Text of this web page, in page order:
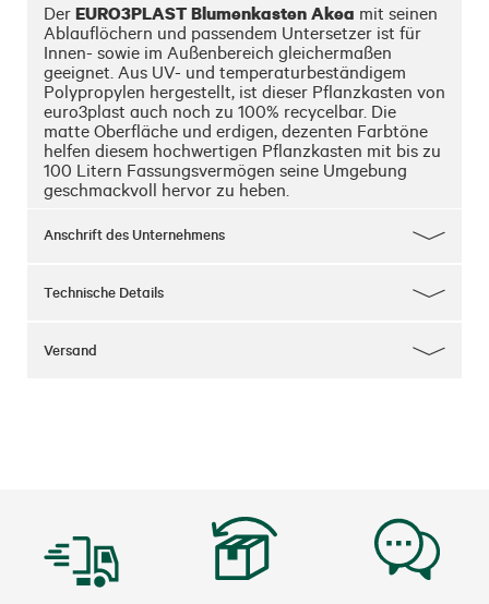
Der EURO3PLAST Blumenkasten Akea mit seinen
Ablauflöchern und passendem Untersetzer ist für
Innen- sowie im Außenbereich gleichermaßen
geeignet. Aus UV- und temperaturbeständigem
Polypropylen hergestellt, ist dieser Pflanzkasten von
euro3plast auch noch zu 100% recycelbar. Die
matte Oberfläche und erdigen, dezenten Farbtöne
helfen diesem hochwertigen Pflanzkasten mit bis zu
100 Litern Fassungsvermögen seine Umgebung
geschmackvoll hervor zu heben.
Anschrift des Unternehmens
Technische Details
Versand